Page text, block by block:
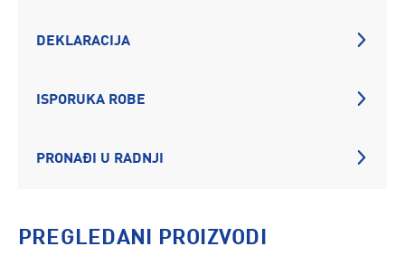
DEKLARACIJA
ISPORUKA ROBE
PRONAĐI U RADNJI
PREGLEDANI PROIZVODI